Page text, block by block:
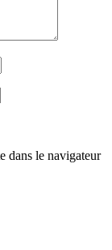
dans le navigateur